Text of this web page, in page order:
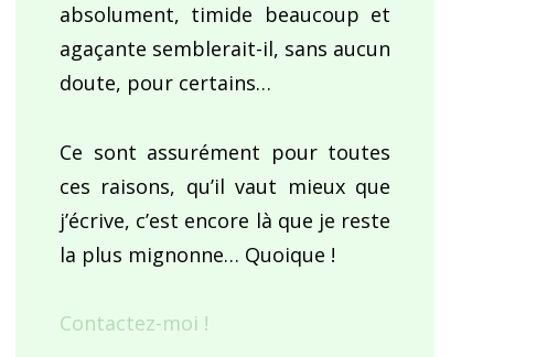
absolument, timide beaucoup et
agaçante semblerait-il, sans aucun
doute, pour certains…
Ce sont assurément pour toutes
ces raisons, qu’il vaut mieux que
j’écrive, c’est encore là que je reste
la plus mignonne… Quoique !
Contactez-moi !